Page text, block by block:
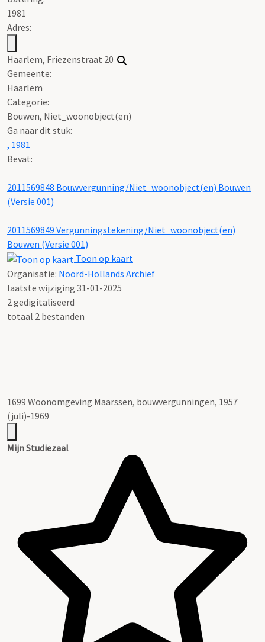
1981
Adres:
Haarlem, Friezenstraat 20
Gemeente:
Haarlem
Categorie:
Bouwen, Niet_woonobject(en)
Ga naar dit stuk:
, 1981
Bevat:
2011569848 Bouwvergunning/Niet_woonobject(en) Bouwen
(Versie 001)
2011569849 Vergunningstekening/Niet_woonobject(en)
Bouwen (Versie 001)
Toon op kaart
Organisatie: Noord-Hollands Archief
laatste wijziging 31-01-2025
2 gedigitaliseerd
totaal 2 bestanden
1699 Woonomgeving Maarssen, bouwvergunningen, 1957
(juli)-1969
Mijn Studiezaal